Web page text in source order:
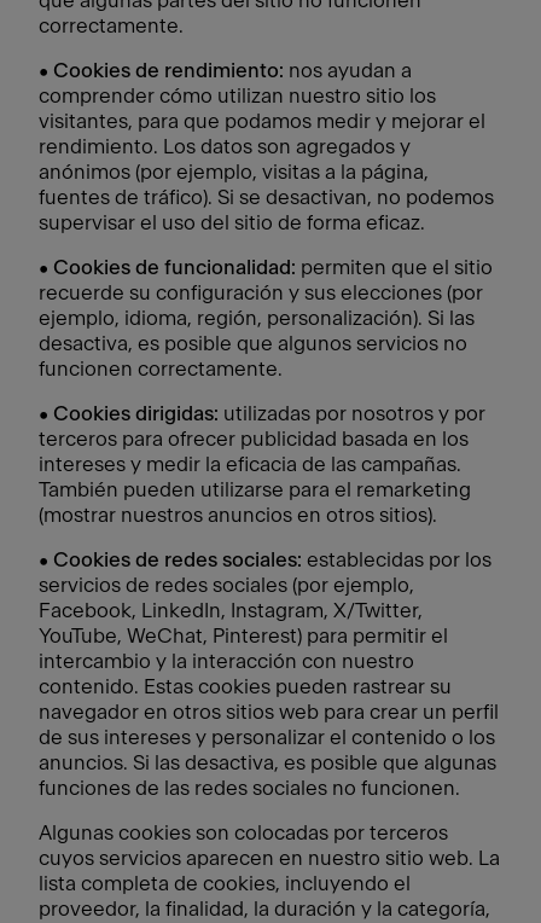
correctamente.
• Cookies de rendimiento: nos ayudan a
comprender cómo utilizan nuestro sitio los
visitantes, para que podamos medir y mejorar el
rendimiento. Los datos son agregados y
anónimos (por ejemplo, visitas a la página,
fuentes de tráfico). Si se desactivan, no podemos
supervisar el uso del sitio de forma eficaz.
• Cookies de funcionalidad: permiten que el sitio
recuerde su configuración y sus elecciones (por
ejemplo, idioma, región, personalización). Si las
desactiva, es posible que algunos servicios no
funcionen correctamente.
• Cookies dirigidas: utilizadas por nosotros y por
terceros para ofrecer publicidad basada en los
intereses y medir la eficacia de las campañas.
También pueden utilizarse para el remarketing
(mostrar nuestros anuncios en otros sitios).
• Cookies de redes sociales: establecidas por los
servicios de redes sociales (por ejemplo,
Facebook, LinkedIn, Instagram, X/Twitter,
YouTube, WeChat, Pinterest) para permitir el
intercambio y la interacción con nuestro
contenido. Estas cookies pueden rastrear su
navegador en otros sitios web para crear un perfil
de sus intereses y personalizar el contenido o los
anuncios. Si las desactiva, es posible que algunas
funciones de las redes sociales no funcionen.
Algunas cookies son colocadas por terceros
cuyos servicios aparecen en nuestro sitio web. La
lista completa de cookies, incluyendo el
proveedor, la finalidad, la duración y la categoría,